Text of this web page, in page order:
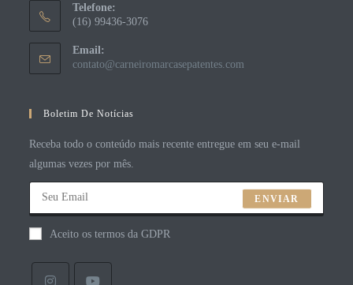
Telefone:
(16) 99436-3076
Email:
contato@carneiromarcasepatentes.com
Boletim De Notícias
Receba todo o conteúdo mais recente entregue em seu e-mail
algumas vezes por mês.
ENVIAR
Aceito os termos da GDPR